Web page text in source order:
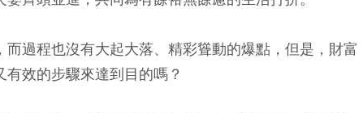
過程也沒有大起大落、精彩聳動的爆點，但是，財富
效的步驟來達到目的嗎？